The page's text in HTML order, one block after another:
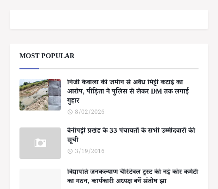
MOST POPULAR
निजी केवाला की जमीन से अवैध मिट्टी कटाई का
आरोप, पीड़िता ने पुलिस से लेकर DM तक लगाई
गुहार
8/02/2026
बेनीपट्टी प्रखंड के 33 पंचायतों के सभी उम्मीदवारों की
सूची
3/19/2016
विद्यापति जनकल्याण चैरिटेबल ट्रस्ट की नई कोर कमेटी
का गठन, कार्यकारी अध्यक्ष बनें संतोष झा